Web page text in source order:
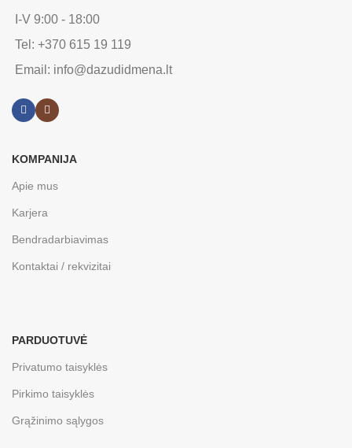
I-V 9:00 - 18:00
Tel: +370 615 19 119
Email: info@dazudidmena.lt
KOMPANIJA
Apie mus
Karjera
Bendradarbiavimas
Kontaktai / rekvizitai
PARDUOTUVĖ
Privatumo taisyklės
Pirkimo taisyklės
Grąžinimo sąlygos